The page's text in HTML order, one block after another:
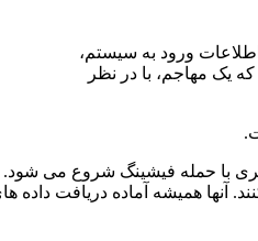
ورود به سیستم،
یک مهاجم، با در نظر
هکرها استفاده می شود. بیش از 70 درصد از
آنها همیشه آماده دریافت